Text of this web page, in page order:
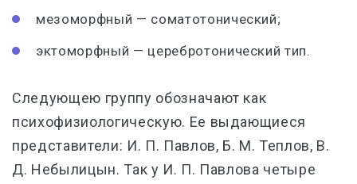
мезоморфный — соматотонический;
эктоморфный — церебротонический тип.
Следующею группу обозначают как
психофизиологическую. Ее выдающиеся
представители: И. П. Павлов, Б. М. Теплов, В.
Д. Небылицын. Так у И. П. Павлова четыре